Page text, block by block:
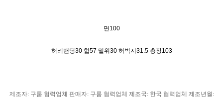
면100
허리밴딩30 힙57 밑위30 허벅지31.5 총장103
제조자: 구룸 협력업체 판매자: 구룸 협력업체 제조국: 한국 협력업체 제조년월 :